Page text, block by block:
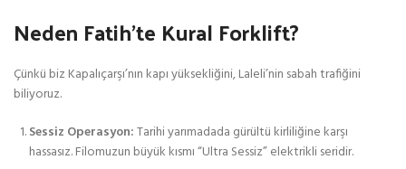
Neden Fatih’te Kural Forklift?
Çünkü biz Kapalıçarşı’nın kapı yüksekliğini, Laleli’nin sabah trafiğini
biliyoruz.
Sessiz Operasyon:Tarihi yarımadada gürültü kirliliğine karşı
hassasız. Filomuzun büyük kısmı “Ultra Sessiz” elektrikli seridir.